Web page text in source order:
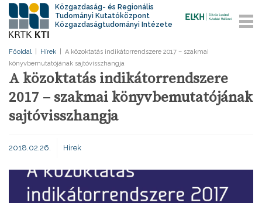
Közgazdaság- és Regionális
Tudományi Kutatóközpont
Közgazdaságtudományi Intézete
Főoldal Hírek
A közoktatás indikátorrendszere 2017 – szakmai
könyvbemutatójának sajtóvisszhangja
A közoktatás indikátorrendszere
2017 – szakmai könyvbemutatójának
sajtóvisszhangja
2018.02.26. Hírek